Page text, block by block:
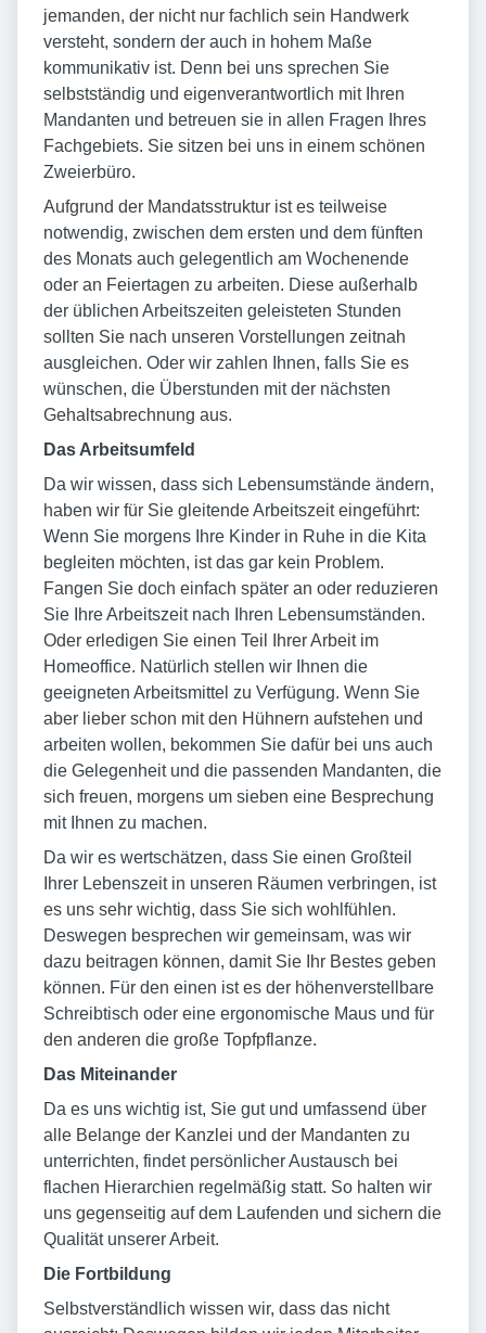
jemanden, der nicht nur fachlich sein Handwerk
versteht, sondern der auch in hohem Maße
kommunikativ ist. Denn bei uns sprechen Sie
selbstständig und eigenverantwortlich mit Ihren
Mandanten und betreuen sie in allen Fragen Ihres
Fachgebiets. Sie sitzen bei uns in einem schönen
Zweierbüro.
Aufgrund der Mandatsstruktur ist es teilweise
notwendig, zwischen dem ersten und dem fünften
des Monats auch gelegentlich am Wochenende
oder an Feiertagen zu arbeiten. Diese außerhalb
der üblichen Arbeitszeiten geleisteten Stunden
sollten Sie nach unseren Vorstellungen zeitnah
ausgleichen. Oder wir zahlen Ihnen, falls Sie es
wünschen, die Überstunden mit der nächsten
Gehaltsabrechnung aus.
Das Arbeitsumfeld
Da wir wissen, dass sich Lebensumstände ändern,
haben wir für Sie gleitende Arbeitszeit eingeführt:
Wenn Sie morgens Ihre Kinder in Ruhe in die Kita
begleiten möchten, ist das gar kein Problem.
Fangen Sie doch einfach später an oder reduzieren
Sie Ihre Arbeitszeit nach Ihren Lebensumständen.
Oder erledigen Sie einen Teil Ihrer Arbeit im
Homeoffice. Natürlich stellen wir Ihnen die
geeigneten Arbeitsmittel zu Verfügung. Wenn Sie
aber lieber schon mit den Hühnern aufstehen und
arbeiten wollen, bekommen Sie dafür bei uns auch
die Gelegenheit und die passenden Mandanten, die
sich freuen, morgens um sieben eine Besprechung
mit Ihnen zu machen.
Da wir es wertschätzen, dass Sie einen Großteil
Ihrer Lebenszeit in unseren Räumen verbringen, ist
es uns sehr wichtig, dass Sie sich wohlfühlen.
Deswegen besprechen wir gemeinsam, was wir
dazu beitragen können, damit Sie Ihr Bestes geben
können. Für den einen ist es der höhenverstellbare
Schreibtisch oder eine ergonomische Maus und für
den anderen die große Topfpflanze.
Das Miteinander
Da es uns wichtig ist, Sie gut und umfassend über
alle Belange der Kanzlei und der Mandanten zu
unterrichten, findet persönlicher Austausch bei
flachen Hierarchien regelmäßig statt. So halten wir
uns gegenseitig auf dem Laufenden und sichern die
Qualität unserer Arbeit.
Die Fortbildung
Selbstverständlich wissen wir, dass das nicht